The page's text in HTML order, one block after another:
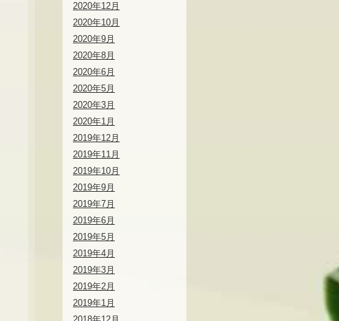
2020年12月
2020年10月
2020年9月
2020年8月
2020年6月
2020年5月
2020年3月
2020年1月
2019年12月
2019年11月
2019年10月
2019年9月
2019年7月
2019年6月
2019年5月
2019年4月
2019年3月
2019年2月
2019年1月